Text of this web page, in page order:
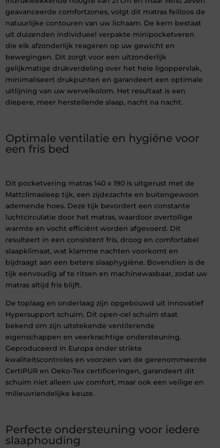
geavanceerde comfortzones, volgt dit matras feilloos de
natuurlijke contouren van uw lichaam. De kern bestaat
uit duizenden individueel verpakte minipocketveren
die elk afzonderlijk reageren op uw gewicht en
bewegingen. Dit zorgt voor een uitzonderlijk
gelijkmatige drukverdeling over het hele ligoppervlak,
minimaliseert drukpunten en garandeert een optimale
uitlijning van uw wervelkolom. Het resultaat is een
diepere, meer herstellende slaap, nacht na nacht.
Optimale ventilatie en hygiëne voor
een fris bed
Dit pocketvering matras 140 x 190 is uitgerust met de
Mattclimasleep tijk, een zijdezachte en buitengewoon
ademende hoes. Deze tijk bevordert een constante
luchtcirculatie door het matras, waardoor overtollige
warmte en vocht efficiënt worden afgevoerd. Dit
resulteert in een consistent fris, droog en comfortabel
slaapklimaat, wat klamme nachten voorkomt en
bijdraagt aan een betere slaaphygiëne. Bovendien is de
tijk eenvoudig af te ritsen en machinewasbaar, zodat uw
matras altijd fris blijft.
De toplaag en onderlaag zijn opgebouwd uit innovatief
Hypersupport schuim. Dit open-cel schuim staat
bekend om zijn uitstekende ventilerende
eigenschappen en veerkrachtige ondersteuning.
Geproduceerd in Europa onder strikte
kwaliteitscontroles en voorzien van de gerenommeerde
CertiPUR en Oeko-Tex certificeringen, garandeert dit
schuim niet alleen uw comfort, maar ook een veilige en
milieuvriendelijke keuze.
Perfecte ondersteuning voor iedere
slaaphouding